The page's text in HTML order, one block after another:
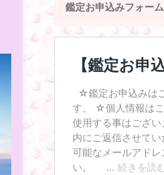
鑑定お申込みフォーム